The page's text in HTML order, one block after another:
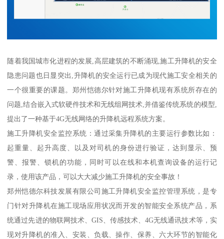
随着我国城市化进程的发展,高层建筑的不断涌现,施工升降机的安全
隐患问题也日显突出,升降机的安全运行已成为现代施工安全相关的
一个很重要的课题。郑州恺德尔针对施工升降机现有系统所存在的
问题,结合嵌入式软硬件技术和无线组网技术,并借鉴传统系统的模型,
提出了一种基于4G无线网络的升降机远程系统方案。
施工升降机安全监控系统：通过采集升降机的主要运行参数比如：
起重量、起升高度、以及对司机的身份进行验证，达到显示、预
警、报警、锁机的功能，同时可以在线和本机查询设备的运行记
录，使用该产品，可以大大减少施工升降机的安全事故！
郑州恺德尔科技发展有限公司施工升降机安全监控管理系统，是专
门针对升降机在施工现场应用状况而开发的智能安全系统产品，系
统通过先进的物联网技术、GIS、传感技术、4G无线通讯技术等，实
现对升降机的准入、安装、负载、操作、保养、六大环节的智能化